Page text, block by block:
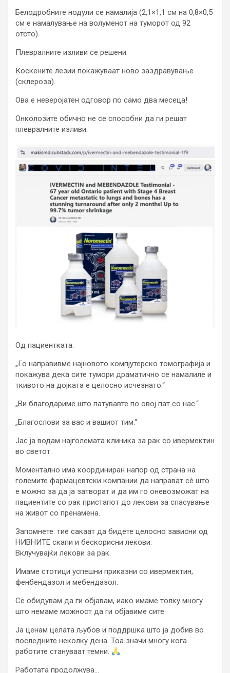
Белодробните нодули се намалија (2,1×1,1 см на 0,8×0,5
см е намалување на волуменот на туморот од 92
отсто).
Плевралните изливи се решени.
Коскените лезии покажуваат ново заздравување
(склероза).
Ова е неверојатен одговор по само два месеца!
Онколозите обично не се способни да ги решат
плевралните изливи.
Од пациентката:
„Го направивме најновото компјутерско томографија и
покажува дека сите тумори драматично се намалиле и
ткивото на дојката е целосно исчезнато.“
„Ви благодариме што патувавте по овој пат со нас.“
„Благослови за вас и вашиот тим.“
Јас ја водам најголемата клиника за рак со ивермектин
во светот.
Моментално има координиран напор од страна на
големите фармацевтски компании да направат сè што
е можно за да ја затворат и да им го оневозможат на
пациентите со рак пристапот до лекови за спасување
на живот со пренамена.
Запомнете: тие сакаат да бидете целосно зависни од
НИВНИТЕ скапи и бескорисни лекови.
Вклучувајќи лекови за рак.
Имаме стотици успешни приказни со ивермектин,
фенбендазол и мебендазол.
Се обидувам да ги објавам, иако имаме толку многу
што немаме можност да ги објавиме сите.
Ја ценам целата љубов и поддршка што ја добив во
последните неколку дена. Тоа значи многу кога
работите стануваат темни.
Работата продолжува…